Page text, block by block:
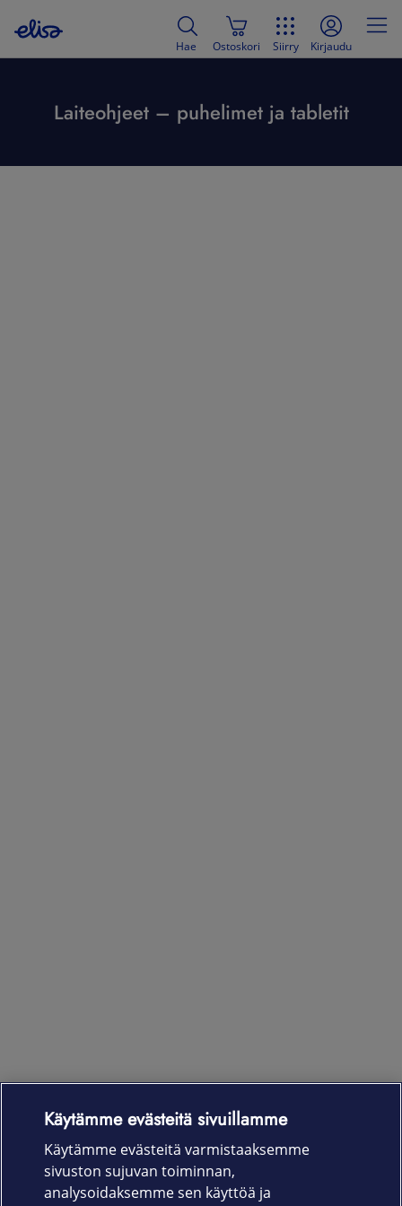
Hae Ostoskori Siirry Kirjaudu
Laiteohjeet – puhelimet ja tabletit
Laitteet & liittymät
Palvelut
Käytämme evästeitä sivuillamme
Käytämme evästeitä varmistaaksemme
sivuston sujuvan toiminnan,
analysoidaksemme sen käyttöä ja